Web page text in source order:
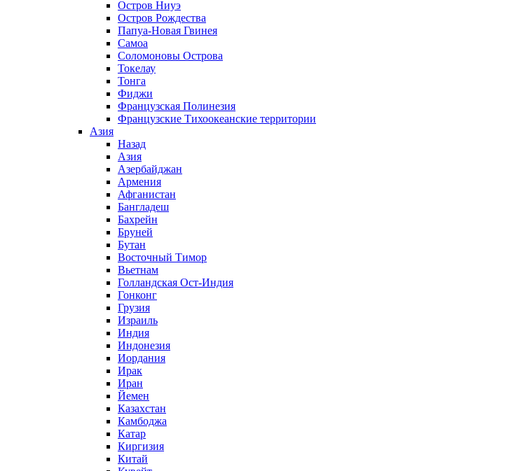
Остров Ниуэ
Остров Рождества
Папуа-Новая Гвинея
Самоа
Соломоновы Острова
Токелау
Тонга
Фиджи
Французская Полинезия
Французские Тихоокеанские территории
Азия
Назад
Азия
Азербайджан
Армения
Афганистан
Бангладеш
Бахрейн
Бруней
Бутан
Восточный Тимор
Вьетнам
Голландская Ост-Индия
Гонконг
Грузия
Израиль
Индия
Индонезия
Иордания
Ирак
Иран
Йемен
Казахстан
Камбоджа
Катар
Киргизия
Китай